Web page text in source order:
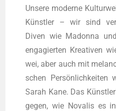
Unse­re moder­ne
Künst­ler – wir sind
Diven wie Madon­na
enga­gier­ten Krea­ti­ven
wei, aber auch mit
schen Per­sön­lich­kei­ten
Sarah Kane. Das
ge­gen, wie Nova­lis es